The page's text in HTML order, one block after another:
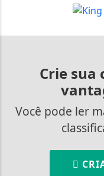
Crie sua
Você pode ler